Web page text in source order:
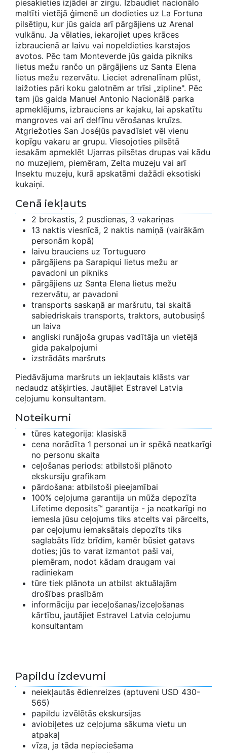
piesakieties izjādei ar zirgu. Izbaudiet nacionālo
maltīti vietējā ģimenē un dodieties uz La Fortuna
pilsētiņu, kur jūs gaida arī pārgājiens uz Arenal
vulkānu. Ja vēlaties, iekarojiet upes krāces
izbraucienā ar laivu vai nopeldieties karstajos
avotos. Pēc tam Monteverde jūs gaida pikniks
lietus mežu rančo un pārgājiens uz Santa Elena
lietus mežu rezervātu. Lieciet adrenalīnam plūst,
laižoties pāri koku galotnēm ar trīsi „zipline". Pēc
tam jūs gaida Manuel Antonio Nacionālā parka
apmeklējums, izbrauciens ar kajaku, lai apskatītu
mangroves vai arī delfīnu vērošanas kruīzs.
Atgriežoties San Joséjūs pavadīsiet vēl vienu
kopīgu vakaru ar grupu. Viesojoties pilsētā
iesakām apmeklēt Ujarras pilsētas drupas vai kādu
no muzejiem, piemēram, Zelta muzeju vai arī
Insektu muzeju, kurā apskatāmi dažādi eksotiski
kukaiņi.
Cenā iekļauts
2 brokastis, 2 pusdienas, 3 vakariņas
13 naktis viesnīcā, 2 naktis namiņā (vairākām
personām kopā)
laivu brauciens uz Tortuguero
pārgājiens pa Sarapiqui lietus mežu ar
pavadoni un pikniks
pārgājiens uz Santa Elena lietus mežu
rezervātu, ar pavadoni
transports saskaņā ar maršrutu, tai skaitā
sabiedriskais transports, traktors, autobusiņš
un laiva
angliski runājoša grupas vadītāja un vietējā
gida pakalpojumi
izstrādāts maršruts
Piedāvājuma maršruts un iekļautais klāsts var
nedaudz atšķirties. Jautājiet Estravel Latvia
ceļojumu konsultantam.
Noteikumi
tūres kategorija: klasiskā
cena norādīta 1 personai un ir spēkā neatkarīgi
no personu skaita
ceļošanas periods: atbilstoši plānoto
ekskursiju grafikam
pārdošana: atbilstoši pieejamībai
100% ceļojuma garantija un mūža depozīta
Lifetime deposits™ garantija - ja neatkarīgi no
iemesla jūsu ceļojums tiks atcelts vai pārcelts,
par ceļojumu iemaksātais depozīts tiks
saglabāts līdz brīdim, kamēr būsiet gatavs
doties; jūs to varat izmantot paši vai,
piemēram, nodot kādam draugam vai
radiniekam
tūre tiek plānota un atbilst aktuālajām
drošības prasībām
informāciju par ieceļošanas/izceļošanas
kārtību, jautājiet Estravel Latvia ceļojumu
konsultantam
Papildu izdevumi
neiekļautās ēdienreizes (aptuveni USD 430-
565)
papildu izvēlētās ekskursijas
aviobiļetes uz ceļojuma sākuma vietu un
atpakaļ
vīza, ja tāda nepieciešama